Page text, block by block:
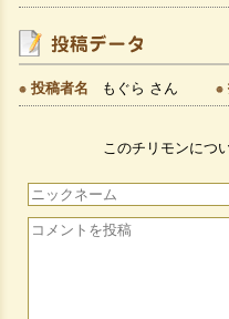
投稿者名 もぐら さん
このチリモンにつ